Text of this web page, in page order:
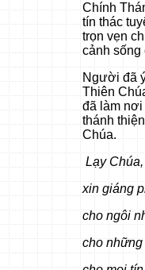
Chính
tín thác
trọn vẹn
cảnh
Người đã
Thiên
đã làm
thánh
Chúa.
Lạy Chúa,
xin giáng
cho ngôi
cho